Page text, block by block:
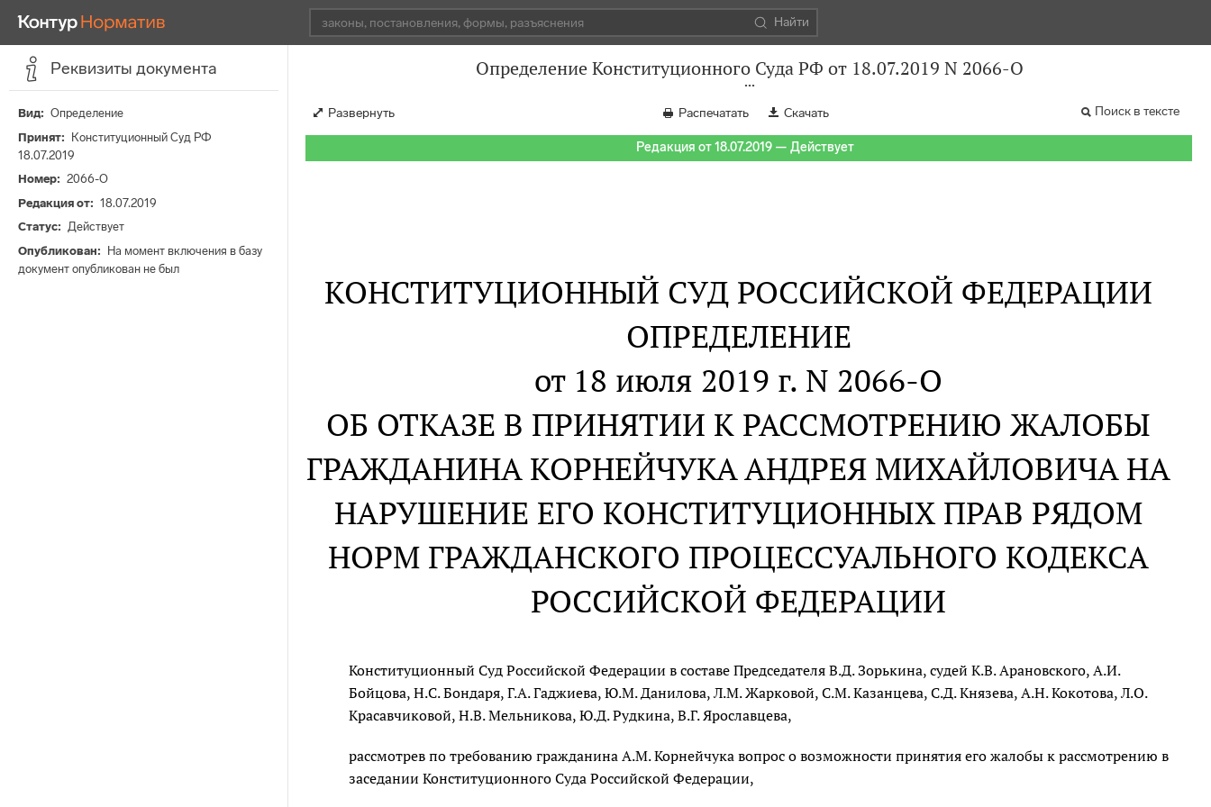
Найти
Реквизиты документа
Вид
Определение
Принят
Конституционный Суд РФ
18.07.2019
Номер
2066-О
Редакция от
18.07.2019
Статус
Действует
Опубликован
На момент включения в базу
документ опубликован не был
Определение Конституционного Суда РФ от 18.07.2019 N 2066-О
Развернуть Распечатать Скачать Поиск в тексте
Редакция от 18.07.2019 — Действует
КОНСТИТУЦИОННЫЙ СУД РОССИЙСКОЙ ФЕДЕРАЦИИ
ОПРЕДЕЛЕНИЕ
от 18 июля 2019 г. N 2066-О
ОБ ОТКАЗЕ В ПРИНЯТИИ К РАССМОТРЕНИЮ ЖАЛОБЫ
ГРАЖДАНИНА КОРНЕЙЧУКА АНДРЕЯ МИХАЙЛОВИЧА НА
НАРУШЕНИЕ ЕГО КОНСТИТУЦИОННЫХ ПРАВ РЯДОМ
НОРМ ГРАЖДАНСКОГО ПРОЦЕССУАЛЬНОГО КОДЕКСА
РОССИЙСКОЙ ФЕДЕРАЦИИ
Конституционный Суд Российской Федерации в составе Председателя В.Д. Зорькина, судей К.В. Арановского, А.И.
Бойцова, Н.С. Бондаря, Г.А. Гаджиева, Ю.М. Данилова, Л.М. Жарковой, С.М. Казанцева, С.Д. Князева, А.Н. Кокотова, Л.О.
Красавчиковой, Н.В. Мельникова, Ю.Д. Рудкина, В.Г. Ярославцева,
рассмотрев по требованию гражданина А.М. Корнейчука вопрос о возможности принятия его жалобы к рассмотрению в
заседании Конституционного Суда Российской Федерации,